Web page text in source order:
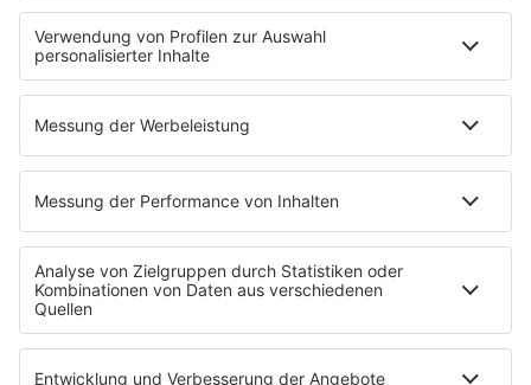
Fitness mit M.A.R.K
Glück in Worten
Todesursache
Niemand muss ein Promi sein
PROGRAMM
Mit den Waffeln einer Frau
SERVICE
Empfang
barba radio App
Impressum